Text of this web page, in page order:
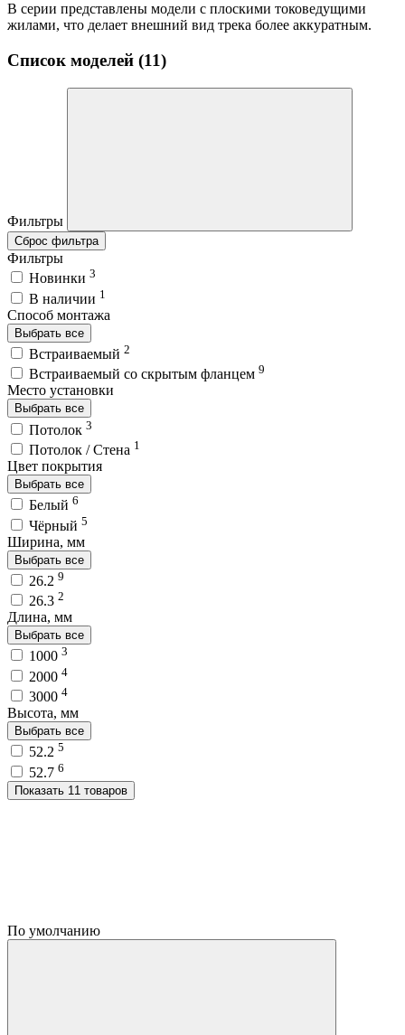
В серии представлены модели с плоскими токоведущими
жилами, что делает внешний вид трека более аккуратным.
Список моделей (11)
Фильтры
Сброс фильтра
Фильтры
Новинки 3
В наличии 1
Способ монтажа
Выбрать все
Встраиваемый 2
Встраиваемый со скрытым фланцем 9
Место установки
Выбрать все
Потолок 3
Потолок / Cтена 1
Цвет покрытия
Выбрать все
Белый 6
Чёрный 5
Ширина, мм
Выбрать все
26.2 9
26.3 2
Длина, мм
Выбрать все
1000 3
2000 4
3000 4
Высота, мм
Выбрать все
52.2 5
52.7 6
Показать 11 товаров
По умолчанию